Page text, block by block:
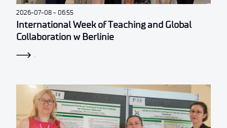
International Week of Teaching and Global
Collaboration w Berlinie
2026-07-08 06:55
.